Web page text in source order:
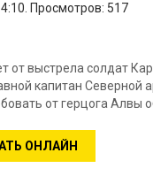
Просмотров: 517
от выстрела солдат
капитан Северной
от герцога Алвы
ОНЛАЙН